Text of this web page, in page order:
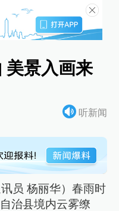
美景入画来
听新闻
员 杨丽华）春雨时
治县境内云雾缭